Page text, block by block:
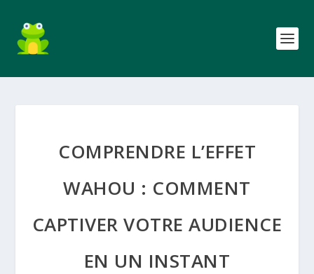
COMPRENDRE L’EFFET
WAHOU : COMMENT
CAPTIVER VOTRE AUDIENCE
EN UN INSTANT